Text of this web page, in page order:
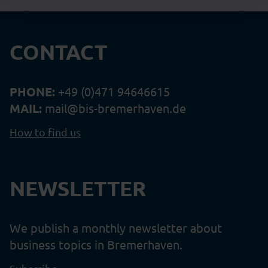
CONTACT
PHONE: +49 (0)471 94646615
MAIL: mail@bis-bremerhaven.de
How to find us
NEWSLETTER
We publish a monthly newsletter about
business topics in Bremerhaven.